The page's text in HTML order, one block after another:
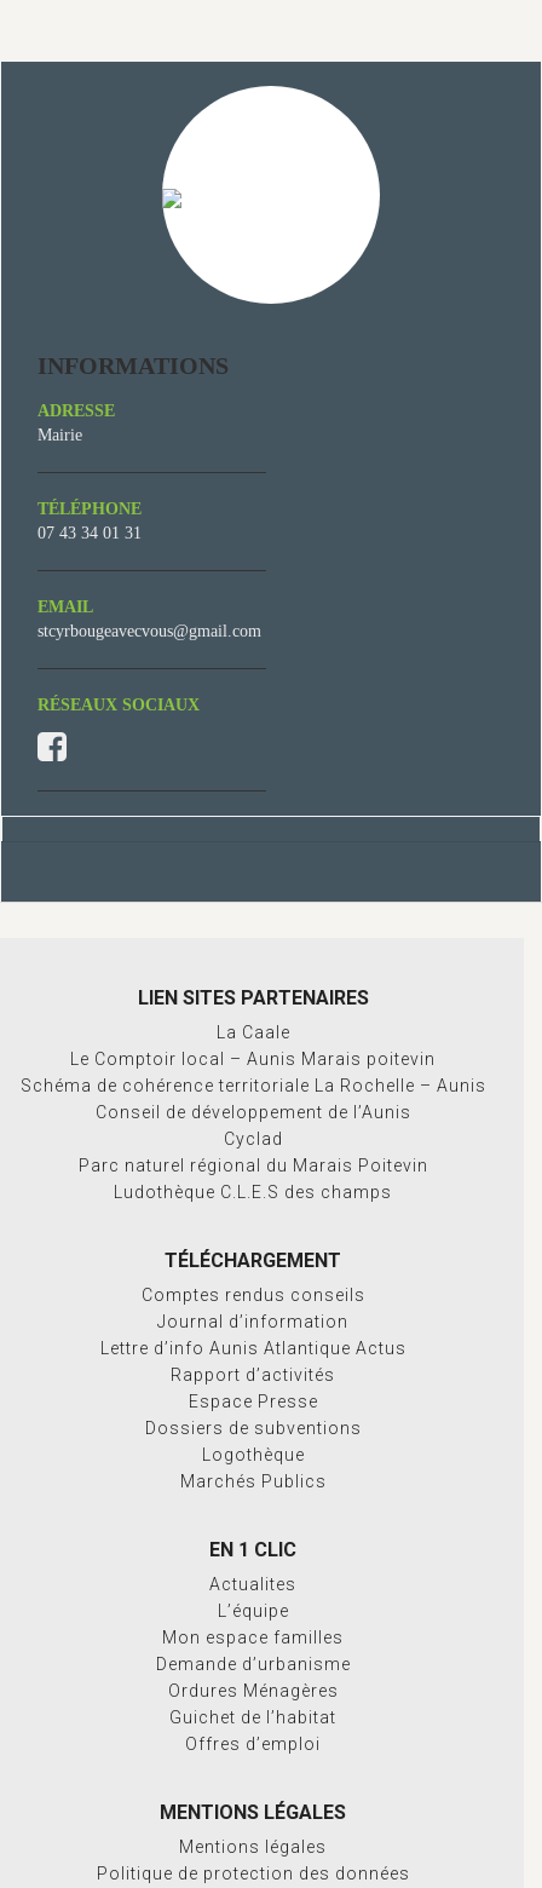
INFORMATIONS
ADRESSE
Mairie
TÉLÉPHONE
07 43 34 01 31
EMAIL
stcyrbougeavecvous@gmail.com
RÉSEAUX SOCIAUX
LIEN SITES PARTENAIRES
La Caale
Le Comptoir local – Aunis Marais poitevin
Schéma de cohérence territoriale La Rochelle – Aunis
Conseil de développement de l’Aunis
Cyclad
Parc naturel régional du Marais Poitevin
Ludothèque C.L.E.S des champs
TÉLÉCHARGEMENT
Comptes rendus conseils
Journal d’information
Lettre d’info Aunis Atlantique Actus
Rapport d’activités
Espace Presse
Dossiers de subventions
Logothèque
Marchés Publics
EN 1 CLIC
Actualites
L’équipe
Mon espace familles
Demande d’urbanisme
Ordures Ménagères
Guichet de l’habitat
Offres d’emploi
MENTIONS LÉGALES
Mentions légales
Politique de protection des données